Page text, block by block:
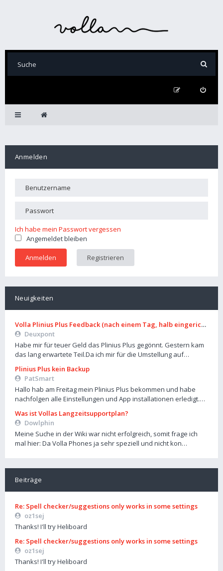
Anmelden
Ich habe mein Passwort vergessen
Angemeldet bleiben
Registrieren
Neuigkeiten
Volla Plinius Plus Feedback (nach einem Tag, halb eingerichtet)
Deuxpont
Habe mir für teuer Geld das Plinius Plus gegönnt. Gestern kam
das lang erwartete Teil.Da ich mir für die Umstellung auf…
Plinius Plus kein Backup
PatSmart
Hallo hab am Freitag mein Plinius Plus bekommen und habe
nachfolgen alle Einstellungen und App installationen erledigt.…
Was ist Vollas Langzeitsupportplan?
Dowlphin
Meine Suche in der Wiki war nicht erfolgreich, somit frage ich
mal hier: Da Volla Phones ja sehr speziell und nicht kon…
Beiträge
Re: Spell checker/suggestions only works in some settings
oz1sej
Thanks! I'll try Heliboard
Re: Spell checker/suggestions only works in some settings
oz1sej
Thanks! I'll try Heliboard